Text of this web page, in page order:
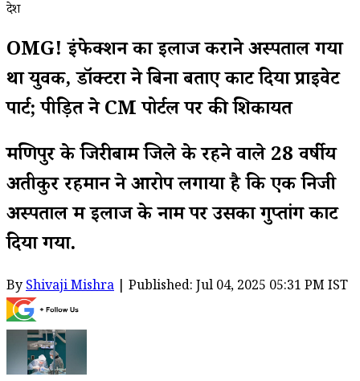
देश
OMG! इंफेक्शन का इलाज कराने अस्पताल गया
था युवक, डॉक्टरों ने बिना बताए काट दिया प्राइवेट
पार्ट; पीड़ित ने CM पोर्टल पर की शिकायत
मणिपुर के जिरीबाम जिले के रहने वाले 28 वर्षीय
अतीकुर रहमान ने आरोप लगाया है कि एक निजी
अस्पताल में इलाज के नाम पर उसका गुप्तांग काट
दिया गया.
ByShivaji Mishra | Published: Jul 04, 2025 05:31 PM IST